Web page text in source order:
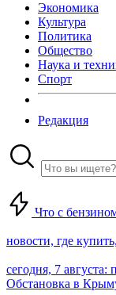
Экономика
Культура
Политика
Общество
Наука и
Спорт
Редакция
Что с
новости, где
сегодня, 7
Обстановка в